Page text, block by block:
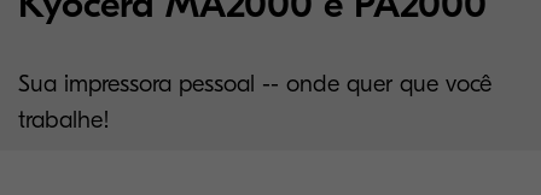
Sua impressora pessoal -- onde quer que você
trabalhe!